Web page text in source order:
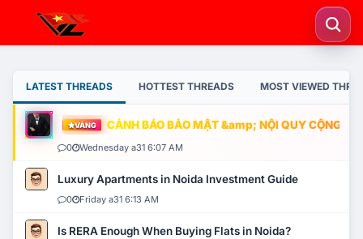
LATEST THREADS HOTTEST THREADS MOST VIEWED
VÀNG CẢNH BÁO BẢO MẬT &amp; NỘI QUY CỘNG
0 Wednesday a31 6:07 AM
Luxury Apartments in Noida Investment Guide
0 Friday a31 6:13 AM
Is RERA Enough When Buying Flats in Noida?